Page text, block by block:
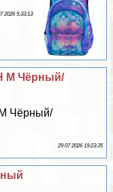
2026 5:33:13
M Чёрный/
Чёрный/
29 07 2026 19:23:35